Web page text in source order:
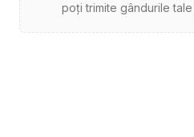
poți trimite gândurile